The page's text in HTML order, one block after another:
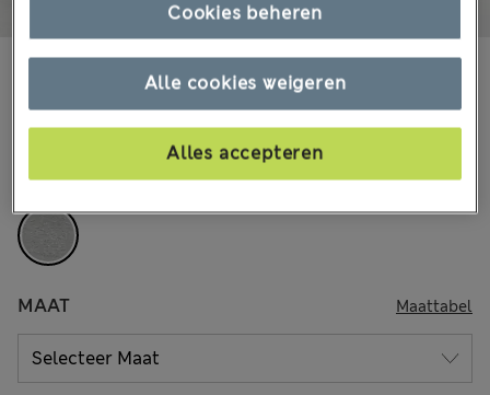
€16,00
Uitverkocht
MAAT Maattabel
Alle cookies weigeren
Alles accepteren
Cookies beheren